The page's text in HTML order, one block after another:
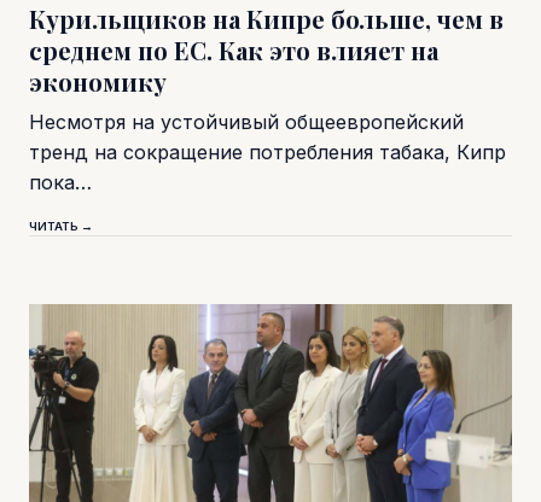
Курильщиков на Кипре больше, чем в
среднем по ЕС. Как это влияет на
экономику
Несмотря на устойчивый общеевропейский
тренд на сокращение потребления табака, Кипр
пока…
ЧИТАТЬ →